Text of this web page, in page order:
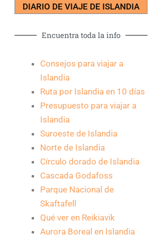
DIARIO DE VIAJE DE ISLANDIA
Encuentra toda la info
Consejos para viajar a
Islandia
Ruta por Islandia en 10 días
Presupuesto para viajar a
Islandia
Suroeste de Islandia
Norte de Islandia
Círculo dorado de Islandia
Cascada Godafoss
Parque Nacional de
Skaftafell
Qué ver en Reikiavik
Aurora Boreal en Islandia